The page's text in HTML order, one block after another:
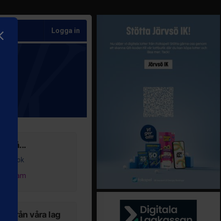
Logga in
på...
från våra lag